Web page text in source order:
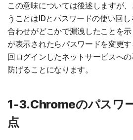
この意味については後述しますが
うことはIDとパスワードの使い回
合わせがどこかで漏洩したことを
が表示されたらパスワードを変更
回ログインしたネットサービスへ
防げることになります。
1-3.Chromeのパスワ
点